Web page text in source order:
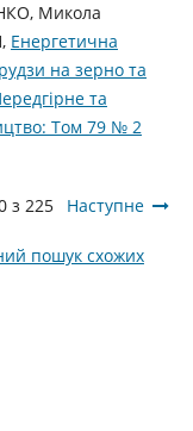
Микола
Енергетична
на зерно та
та
Том 79 № 2
з 225 Наступне
пошук схожих